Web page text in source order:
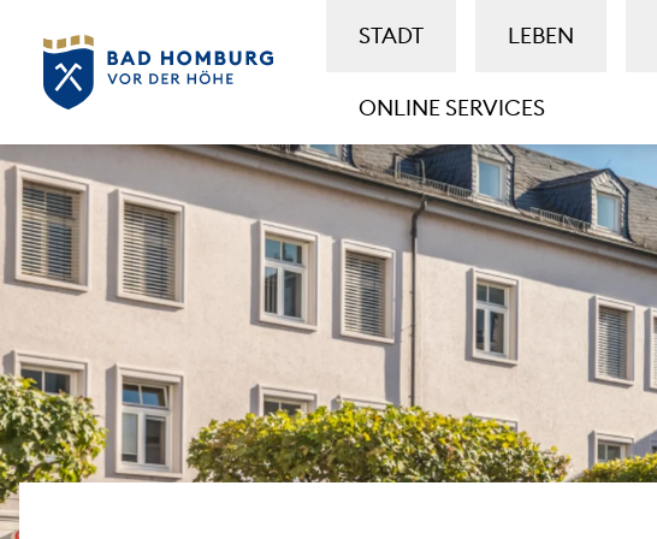
STADT LEBEN
ONLINE SERVICES